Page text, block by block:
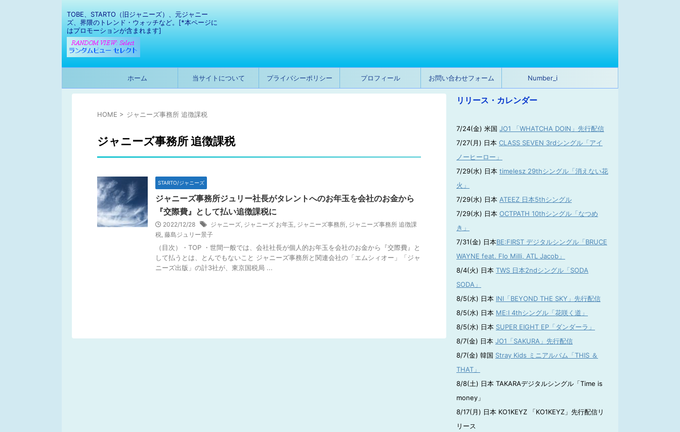
TOBE、STARTO（旧ジャニーズ）、元ジャニー
ズ、界隈のトレンド・ウォッチなど。[*本ページに
はプロモーションが含まれます]
ホーム 当サイトについて プライバシーポリシー プロフィール お問い合わせフォーム Number_i
HOME > ジャニーズ事務所 追徴課税
ジャニーズ事務所 追徴課税
STARTO/ジャニーズ
ジャニーズ事務所ジュリー社長がタレントへのお年玉を会社のお金から
『交際費』として払い追徴課税に
2022/12/28 ジャニーズ, ジャニーズ お年玉, ジャニーズ事務所, ジャニーズ事務所 追徴課
税, 藤島ジュリー景子
（目次）・TOP ・世間一般では、会社社長が個人的お年玉を会社のお金から『交際費』と
して払うとは、とんでもないこと ジャニーズ事務所と関連会社の「エムシィオー」「ジャ
ニーズ出版」の計3社が、東京国税局 ...
リリース・カレンダー
7/24(金) 米国 JO1 「WHATCHA DOIN」先行配信
7/27(月) 日本 CLASS SEVEN 3rdシングル「アイ
ノーヒーロー」
7/29(水) 日本 timelesz 29thシングル「消えない花
火」
7/29(水) 日本 ATEEZ 日本5thシングル
7/29(水) 日本 OCTPATH 10thシングル「なつめ
き」
7/31(金) 日本BE:FIRST デジタルシングル「BRUCE
WAYNE feat. Flo Milli, ATL Jacob」
8/4(火) 日本 TWS 日本2ndシングル「SODA
SODA」
8/5(水) 日本 INI「BEYOND THE SKY」先行配信
8/5(水) 日本 ME:I 4thシングル「花咲く道」
8/5(水) 日本 SUPER EIGHT EP「ダンダーラ」
8/7(金) 日本 JO1「SAKURA」先行配信
8/7(金) 韓国 Stray Kids ミニアルバム「THIS ＆
THAT」
8/8(土) 日本 TAKARAデジタルシングル「Time is
money」
8/17(月) 日本 KO1KEYZ 「KO1KEYZ」先行配信リ
リース